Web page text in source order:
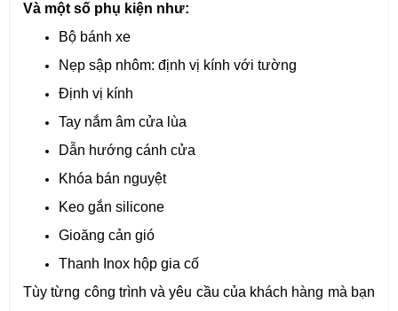
Và một số phụ kiện như:
Bộ bánh xe
Nẹp sập nhôm: định vị kính với tường
Định vị kính
Tay nắm âm cửa lùa
Dẫn hướng cánh cửa
Khóa bán nguyệt
Keo gắn silicone
Gioăng cản gió
Thanh Inox hộp gia cố
Tùy từng công trình và yêu cầu của khách hàng mà bạn